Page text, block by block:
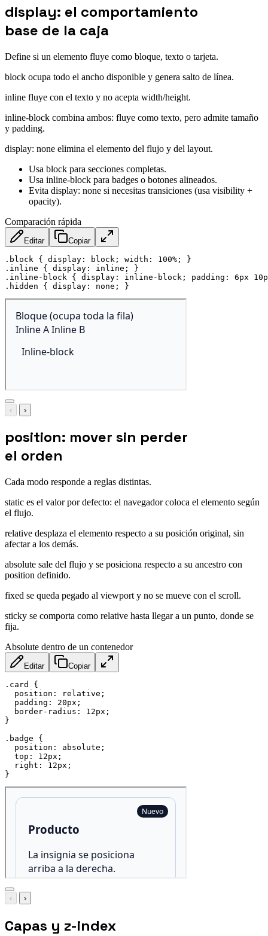
display: el comportamiento
base de la caja
Define si un elemento fluye como bloque, texto o tarjeta.
block ocupa todo el ancho disponible y genera salto de línea.
inline fluye con el texto y no acepta width/height.
inline-block combina ambos: fluye como texto, pero admite tamaño
y padding.
display: none elimina el elemento del flujo y del layout.
Usa block para secciones completas.
Usa inline-block para badges o botones alineados.
Evita display: none si necesitas transiciones (usa visibility +
opacity).
Comparación rápida
Editar Copiar
.block { display : block ; width : 100% ;
}
.inline
{ display : inline ;
}
.inline-block
{ display : inline-block ; padding :
6px
.hidden
{ display : none ; }
‹ ›
position: mover sin perder
el orden
Cada modo responde a reglas distintas.
static es el valor por defecto: el navegador coloca el elemento según
el flujo.
relative desplaza el elemento respecto a su posición original, sin
afectar a los demás.
absolute sale del flujo y se posiciona respecto a su ancestro con
position definido.
fixed se queda pegado al viewport y no se mueve con el scroll.
sticky se comporta como relative hasta llegar a un punto, donde se
fija.
Absolute dentro de un contenedor
Editar Copiar
.card
{
position : relative ;
padding : 20px ;
border-radius : 12px ;
}
.badge
{
position : absolute ;
top : 12px ;
right : 12px ;
}
‹ ›
Capas y z-index